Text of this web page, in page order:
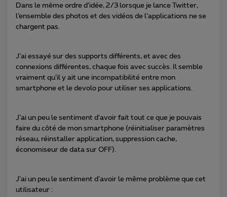
Dans le même ordre d’idée, 2/3 lorsque je lance Twitter,
l’ensemble des photos et des vidéos de l’applications ne se
chargent pas.
J’ai essayé sur des supports différents, et avec des
connexions différentes, chaque fois avec succès. Il semble
vraiment qu’il y ait une incompatibilité entre mon
smartphone et le devolo pour utiliser ses applications.
J’ai un peu le sentiment d’avoir fait tout ce que je pouvais
faire du côté de mon smartphone (réinitialiser paramètres
réseau, réinstaller application, suppression cache,
économiseur de data sur OFF).
J’ai un peu le sentiment d’avoir le même problème que cet
utilisateur :